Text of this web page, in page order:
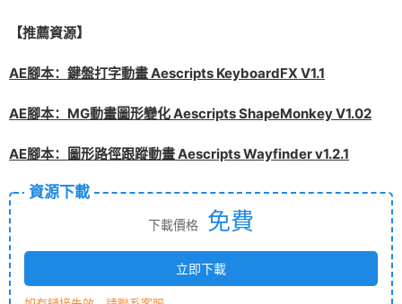
【推薦資源】
AE腳本：鍵盤打字動畫 Aescripts KeyboardFX V1.1
AE腳本：MG動畫圖形變化 Aescripts ShapeMonkey V1.02
AE腳本：圖形路徑跟蹤動畫 Aescripts Wayfinder v1.2.1
資源下載
下載價格 免費
立即下載